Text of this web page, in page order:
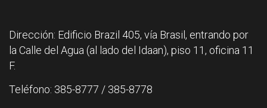
Dirección: Edificio Brazil 405, vía Brasil, entrando por
la Calle del Agua (al lado del Idaan), piso 11, oficina 11
F.
Teléfono: 385-8777 / 385-8778